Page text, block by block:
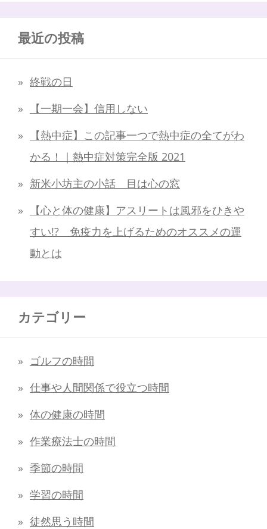
最近の投稿
終戦の日
【一期一会】信用しない
【熱中症】この記事一つで熱中症の全てがわ
かる！｜熱中症対策完全版 2021
新米小坊主の小話 目は心の窓
【心と体の健康】アスリートは風邪をひきや
すい!? 免疫力を上げるためのオススメの運
動とは
カテゴリー
ゴルフの時間
仕事や人間関係で役立つ時間
体の健康の時間
作業療法士の時間
季節の時間
学習の時間
徒然思う時間